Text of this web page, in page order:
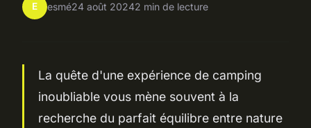
E esmé24 août 20242 min de lecture
La quête d'une expérience de camping
inoubliable vous mène souvent à la
recherche du parfait équilibre entre nature